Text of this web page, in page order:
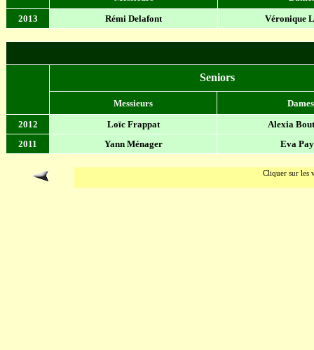
2013
Rémi Delafont Véronique
Seniors
Messieurs
Dames
2012
Loïc Frappat
Alexia
2011
Yann Ménager Eva
Cliquer sur les